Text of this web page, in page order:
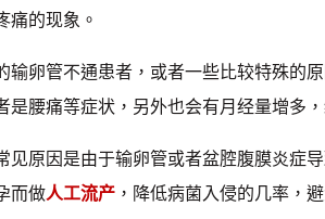
痛的现象。
卵管不通患者，或者一些比较特殊的原
是腰痛等症状，另外也会有月经量增多
原因是由于输卵管或者盆腔腹膜炎症导
而做人工流产 ，降低病菌入侵的几率，